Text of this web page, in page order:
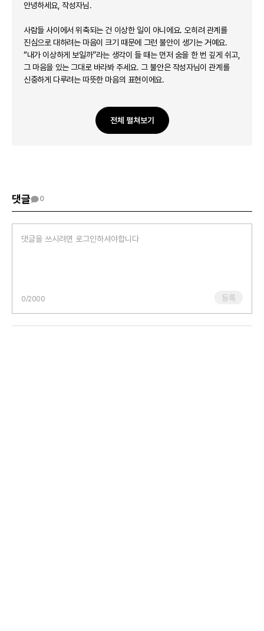
안녕하세요, 작성자님.
사람들 사이에서 위축되는 건 이상한 일이 아니에요. 오히려 관계를
진심으로 대하려는 마음이 크기 때문에 그런 불안이 생기는 거예요.
“내가 이상하게 보일까”라는 생각이 들 때는 먼저 숨을 한 번 깊게 쉬고,
그 마음을 있는 그대로 바라봐 주세요. 그 불안은 작성자님이 관계를
신중하게 다루려는 따뜻한 마음의 표현이에요.
찾아올 때는 아주 작은 행동으로 문을 열어보세요. 예를 들어 옆
사람에게 가볍게 인사하거나, 수업 중 공감되는 말에 살짝 웃어주는
전체 펼쳐보기
댓글 0
0/2000 등록